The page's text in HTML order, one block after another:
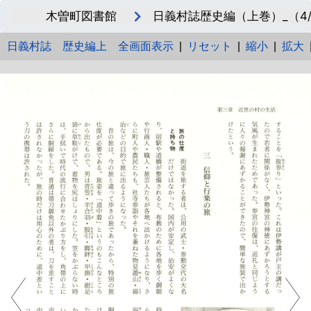
木曽町図書館 日義村誌歴史編（上巻）_（